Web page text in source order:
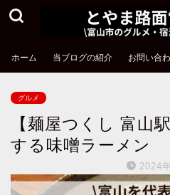
ホーム 当ブログの紹介 お問い合
グルメ
【麺屋つくし 富山
する味噌ラーメン
2024